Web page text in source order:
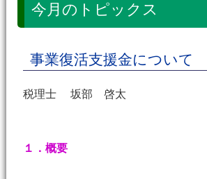
今月のトピックス
事業復活支援金について
税理士 坂部 啓太
１．概要